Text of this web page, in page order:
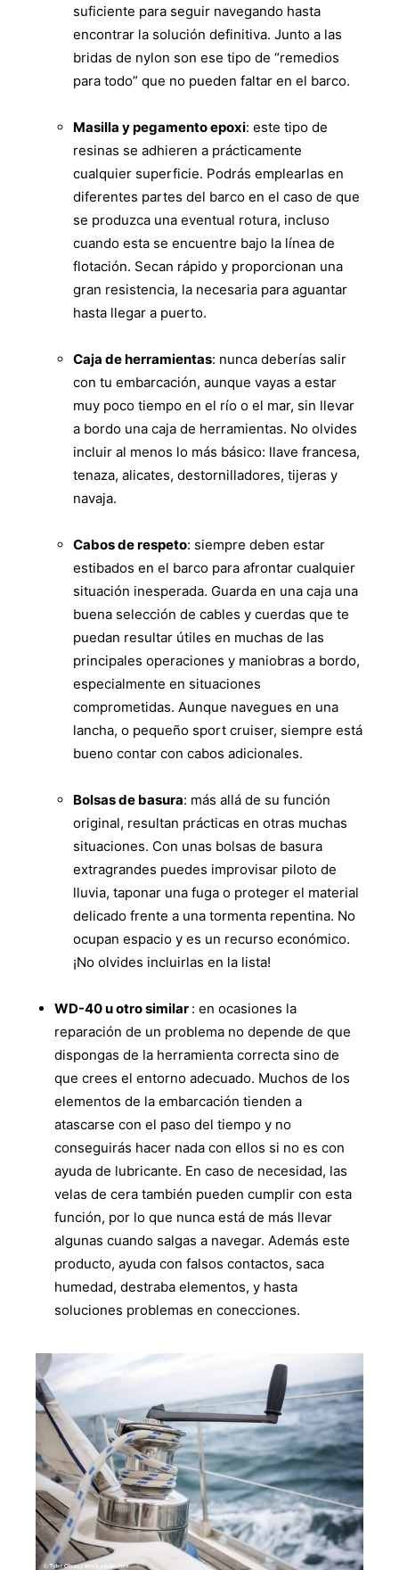
suficiente para seguir navegando hasta
encontrar la solución definitiva. Junto a las
bridas de nylon son ese tipo de “remedios
para todo” que no pueden faltar en el barco.
Masilla y pegamento epoxi: este tipo de
resinas se adhieren a prácticamente
cualquier superficie. Podrás emplearlas en
diferentes partes del barco en el caso de que
se produzca una eventual rotura, incluso
cuando esta se encuentre bajo la línea de
flotación. Secan rápido y proporcionan una
gran resistencia, la necesaria para aguantar
hasta llegar a puerto.
Caja de herramientas: nunca deberías salir
con tu embarcación, aunque vayas a estar
muy poco tiempo en el río o el mar, sin llevar
a bordo una caja de herramientas. No olvides
incluir al menos lo más básico: llave francesa,
tenaza, alicates, destornilladores, tijeras y
navaja.
Cabos de respeto: siempre deben estar
estibados en el barco para afrontar cualquier
situación inesperada. Guarda en una caja una
buena selección de cables y cuerdas que te
puedan resultar útiles en muchas de las
principales operaciones y maniobras a bordo,
especialmente en situaciones
comprometidas. Aunque navegues en una
lancha, o pequeño sport cruiser, siempre está
bueno contar con cabos adicionales.
Bolsas de basura: más allá de su función
original, resultan prácticas en otras muchas
situaciones. Con unas bolsas de basura
extragrandes puedes improvisar piloto de
lluvia, taponar una fuga o proteger el material
delicado frente a una tormenta repentina. No
ocupan espacio y es un recurso económico.
¡No olvides incluirlas en la lista!
WD-40 u otro similar : en ocasiones la
reparación de un problema no depende de que
dispongas de la herramienta correcta sino de
que crees el entorno adecuado. Muchos de los
elementos de la embarcación tienden a
atascarse con el paso del tiempo y no
conseguirás hacer nada con ellos si no es con
ayuda de lubricante. En caso de necesidad, las
velas de cera también pueden cumplir con esta
función, por lo que nunca está de más llevar
algunas cuando salgas a navegar. Además este
producto, ayuda con falsos contactos, saca
humedad, destraba elementos, y hasta
soluciones problemas en conecciones.